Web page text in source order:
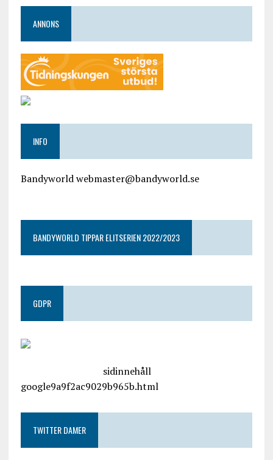
ANNONS
INFO
Bandyworld webmaster@bandyworld.se
BANDYWORLD TIPPAR ELITSERIEN 2022/2023
GDPR
sidinnehåll
google9a9f2ac9029b965b.html
TWITTER DAMER